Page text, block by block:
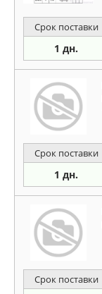
Срок поставки
1 дн.
Срок поставки
1 дн.
Срок поставки